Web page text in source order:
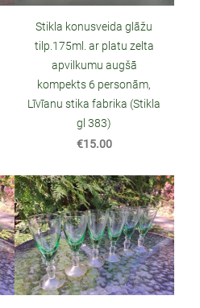
Stikla konusveida glāžu
tilp.175ml. ar platu zelta
apvilkumu augšā
kompekts 6 personām,
Līvīanu stika fabrika (Stikla
gl 383)
€15.00